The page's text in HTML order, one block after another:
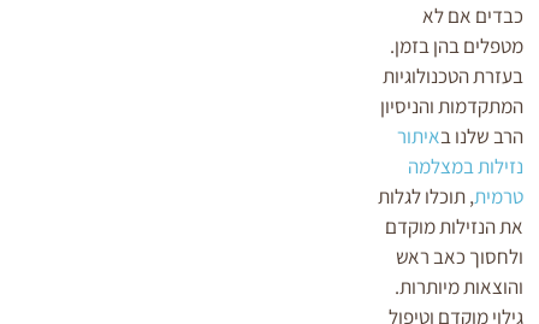
כבדים אם לא
מטפלים בהן בזמן.
בעזרת הטכנולוגיות
המתקדמות והניסיון
הרב שלנו באיתור
נזילות במצלמה
טרמית, תוכלו לגלות
את הנזילות מוקדם
ולחסוך כאב ראש
והוצאות מיותרות.
גילוי מוקדם וטיפול